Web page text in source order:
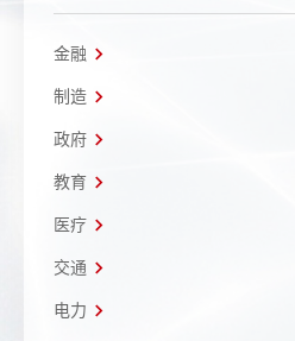
金融
制造
政府
教育
医疗
交通
电力